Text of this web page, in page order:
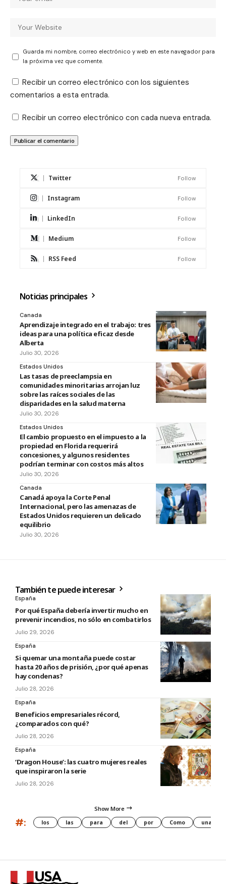
Guarda mi nombre, correo electrónico y web en este navegador para
la próxima vez que comente.
Recibir un correo electrónico con los siguientes
comentarios a esta entrada.
Recibir un correo electrónico con cada nueva entrada.
Twitter Follow
Instagram Follow
LinkedIn Follow
Medium Follow
RSS Feed Follow
Noticias principales
Canada
Aprendizaje integrado en el trabajo: tres
ideas para una política eficaz desde
Alberta
Julio 30, 2026
Estados Unidos
Las tasas de preeclampsia en
comunidades minoritarias arrojan luz
sobre las raíces sociales de las
disparidades en la salud materna
Julio 30, 2026
Estados Unidos
El cambio propuesto en el impuesto a la
propiedad en Florida requerirá
concesiones, y algunos residentes
podrían terminar con costos más altos
Julio 30, 2026
Canada
Canadá apoya la Corte Penal
Internacional, pero las amenazas de
Estados Unidos requieren un delicado
equilibrio
Julio 30, 2026
También te puede interesar
España
Por qué España debería invertir mucho en
prevenir incendios, no sólo en combatirlos
Julio 29, 2026
España
Si quemar una montaña puede costar
hasta 20 años de prisión, ¿por qué apenas
hay condenas?
Julio 28, 2026
España
Beneficios empresariales récord,
¿comparados con qué?
Julio 28, 2026
España
‘Dragon House’: las cuatro mujeres reales
que inspiraron la serie
Julio 28, 2026
Show More
#: los las para del por Como una